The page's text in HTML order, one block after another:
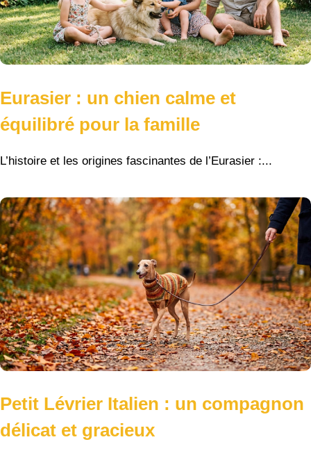
Eurasier : un chien calme et
équilibré pour la famille
L’histoire et les origines fascinantes de l’Eurasier :...
Petit Lévrier Italien : un compagnon
délicat et gracieux